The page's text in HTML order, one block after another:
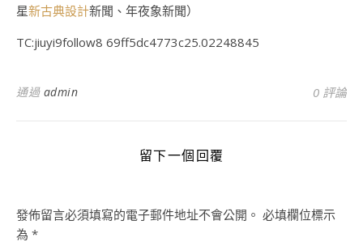
星新古典設計新聞、年夜象新聞）
TC:jiuyi9follow8 69ff5dc4773c25.02248845
通過 admin 0 評論
留下一個回覆
發佈留言必須填寫的電子郵件地址不會公開。 必填欄位標示
為 *